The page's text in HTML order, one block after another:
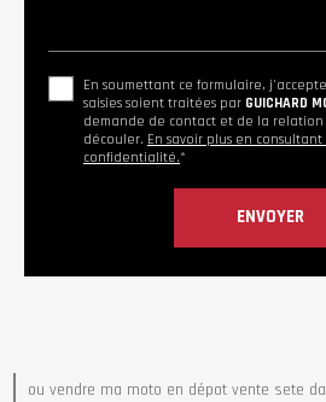
En soumettant ce formulaire,
saisies soient traitées par GUICHARD
demande de contact et de la
découler. En savoir plus en
confidentialité.*
ou vendre ma moto en dépot vente sete